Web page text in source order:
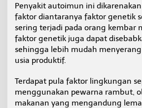
Penyakit autoimun ini
faktor diantaranya faktor genetik
sering terjadi pada orang kembar
faktor genetik juga dapat
sehingga lebih mudah
usia produktif.
Terdapat pula faktor lingkungan
menggunakan pewarna rambut,
makanan yang mengandung